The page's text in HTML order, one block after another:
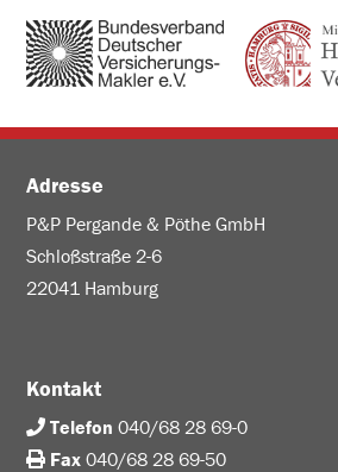
Adresse
P&P Pergande & Pöthe GmbH
Schloßstraße 2-6
22041 Hamburg
Kontakt
Telefon 040/68 28 69-0
Fax 040/68 28 69-50